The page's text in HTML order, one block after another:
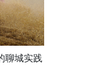
聊城实践